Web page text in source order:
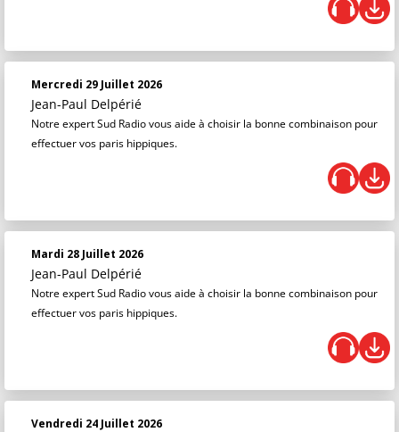
Mercredi 29 Juillet 2026
Jean-Paul Delpérié
Notre expert Sud Radio vous aide à choisir la bonne combinaison pour
effectuer vos paris hippiques.
Mardi 28 Juillet 2026
Jean-Paul Delpérié
Notre expert Sud Radio vous aide à choisir la bonne combinaison pour
effectuer vos paris hippiques.
Vendredi 24 Juillet 2026